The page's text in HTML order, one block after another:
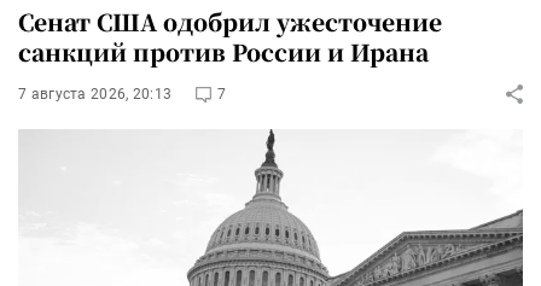
Сенат США одобрил ужесточение
санкций против России и Ирана
7 августа 2026, 20:13 7